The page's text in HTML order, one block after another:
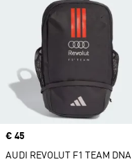
Price
€ 45
AUDI REVOLUT F1 TEAM DNA